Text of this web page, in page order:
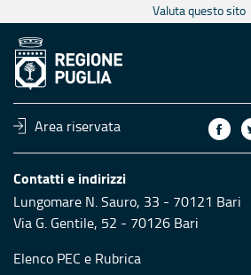
Valuta questo sito
Area riservata
Contatti e indirizzi
Lungomare N. Sauro, 33 - 70121 Bari
Via G. Gentile, 52 - 70126 Bari
Elenco PEC e Rubrica